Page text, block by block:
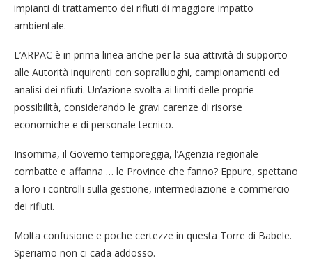
impianti di trattamento dei rifiuti di maggiore impatto
ambientale.
L’ARPAC è in prima linea anche per la sua attività di supporto
alle Autorità inquirenti con sopralluoghi, campionamenti ed
analisi dei rifiuti. Un’azione svolta ai limiti delle proprie
possibilità, considerando le gravi carenze di risorse
economiche e di personale tecnico.
Insomma, il Governo temporeggia, l’Agenzia regionale
combatte e affanna … le Province che fanno? Eppure, spettano
a loro i controlli sulla gestione, intermediazione e commercio
dei rifiuti.
Molta confusione e poche certezze in questa Torre di Babele.
Speriamo non ci cada addosso.